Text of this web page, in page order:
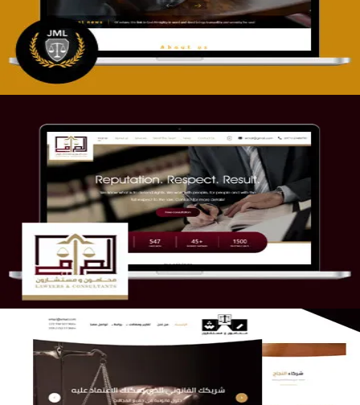
التفاصيل
موقع الصرامي للمحاماة
التفاصيل
الريس والشعلان للمحاماة